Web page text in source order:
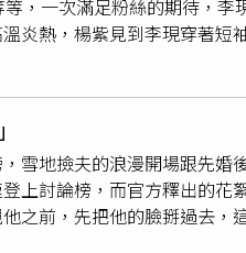
偽造證件責任、向衛生主管
植，進一步維護自身權益。
定暫時觀察丈夫是否真正改
才發現結婚證是假證而引發
提醒您：尊重身體自主權，
打113找社工
來，但她不認罪。王姓人瑞
問他是否獨自幫嬸嬸扛下這
答不曉得，記者再問爺爺現
賴姓女子提告偽造文書，她
，一次滿足粉絲的期待，李
炎熱，楊紫見到李現穿著短
？! 但她隨後補充，李現身
「40度高溫不穿拖鞋，不然
，依然選擇走自己的路。為
古琴、騎馬，甚至接觸雕刻
了更深入的認識，從禮儀規
五晚間9點於八大戲劇台全
雪地撿夫的浪漫開場跟先婚
上討論榜，而官方釋出的花
之前，先把他的臉掰過去，
把這個版本保留在正片中。